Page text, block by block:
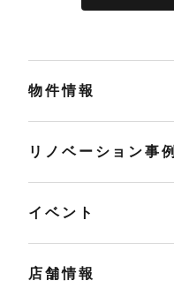
物件情報
リノベーション事例
イベント
店舗情報